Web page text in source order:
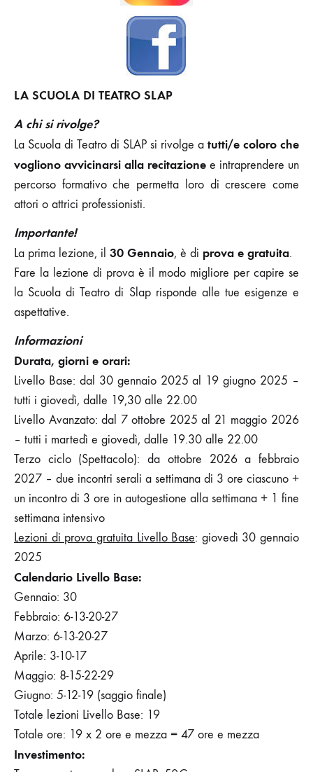
LA SCUOLA DI TEATRO SLAP
A chi si rivolge?
La Scuola di Teatro di SLAP si rivolge a tutti/e coloro che
vogliono avvicinarsi alla recitazione e intraprendere un
percorso formativo che permetta loro di crescere come
attori o attrici professionisti.
Importante!
La prima lezione, il 30 Gennaio, è di prova e gratuita.
Fare la lezione di prova è il modo migliore per capire se
la Scuola di Teatro di Slap risponde alle tue esigenze e
aspettative.
Informazioni
Durata, giorni e orari:
Livello Base: dal 30 gennaio 2025 al 19 giugno 2025 –
tutti i giovedì, dalle 19,30 alle 22.00
Livello Avanzato: dal 7 ottobre 2025 al 21 maggio 2026
– tutti i martedì e giovedì, dalle 19.30 alle 22.00
Terzo ciclo (Spettacolo): da ottobre 2026 a febbraio
2027 – due incontri serali a settimana di 3 ore ciascuno +
un incontro di 3 ore in autogestione alla settimana + 1 fine
settimana intensivo
Lezioni di prova gratuita Livello Base: giovedì 30 gennaio
2025
Calendario Livello Base:
Gennaio: 30
Febbraio: 6-13-20-27
Marzo: 6-13-20-27
Aprile: 3-10-17
Maggio: 8-15-22-29
Giugno: 5-12-19 (saggio finale)
Totale lezioni Livello Base: 19
Totale ore: 19 x 2 ore e mezza = 47 ore e mezza
Investimento: